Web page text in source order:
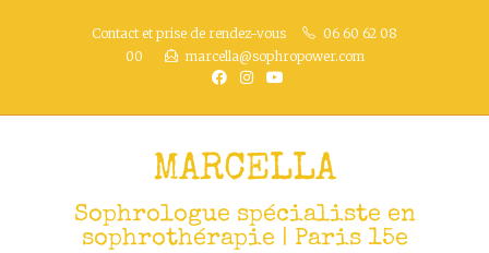
Contact et prise de rendez-vous
06 60 62 08
00
marcella@sophropower.com
MARCELLA
Sophrologue spécialiste en
sophrothérapie | Paris 15e